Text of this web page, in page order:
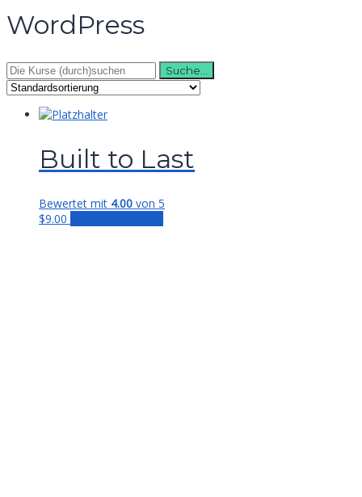
WordPress
Suche
nach:
Built to Last
Bewertet mit 4.00 von 5
$9.00